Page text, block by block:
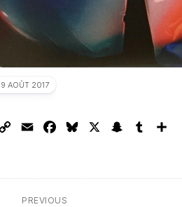
9 AOÛT 2017
Copy Email FacebookBluesky Snapchat
Tumblr
PREVIOUS